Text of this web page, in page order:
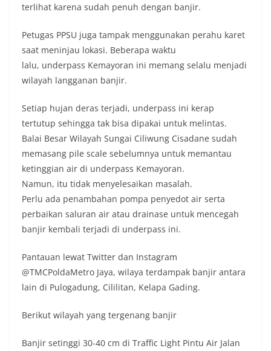
terlihat karena sudah penuh dengan banjir.
Petugas PPSU juga tampak menggunakan perahu karet
saat meninjau lokasi. Beberapa waktu
lalu, underpass Kemayoran ini memang selalu menjadi
wilayah langganan banjir.
Setiap hujan deras terjadi, underpass ini kerap
tertutup sehingga tak bisa dipakai untuk melintas.
Balai Besar Wilayah Sungai Ciliwung Cisadane sudah
memasang pile scale sebelumnya untuk memantau
ketinggian air di underpass Kemayoran.
Namun, itu tidak menyelesaikan masalah.
Perlu ada penambahan pompa penyedot air serta
perbaikan saluran air atau drainase untuk mencegah
banjir kembali terjadi di underpass ini.
Pantauan lewat Twitter dan Instagram
@TMCPoldaMetro Jaya, wilaya terdampak banjir antara
lain di Pulogadung, Cililitan, Kelapa Gading.
Berikut wilayah yang tergenang banjir
Banjir setinggi 30-40 cm di Traffic Light Pintu Air Jalan